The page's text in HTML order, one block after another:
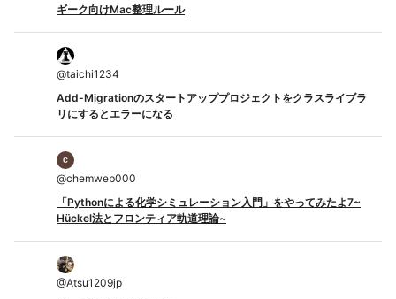
ギーク向けMac整理ルール
@taichi1234
Add-Migrationのスタートアッププロジェクトをクラスライブラ
リにするとエラーになる
@chemweb000
「Pythonによる化学シミュレーション入門」をやってみたよ7~
Hückel法とフロンティア軌道理論~
@Atsu1209jp